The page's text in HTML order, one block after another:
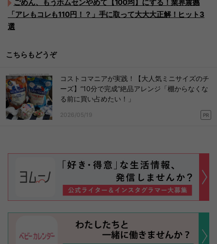
ごめん、もうホムセンやめて【100均】にする！業界震撼
「アレもコレも110円！？」手に取って大大大正解！ヒット3
選
こちらもどうぞ
コストコマニアが実践！【大人気ミニサイズのチ
ーズ】“10分で完成”絶品アレンジ「棚からなくな
る前に買い占めたい！」
2026/05/19 PR